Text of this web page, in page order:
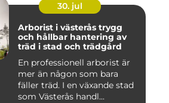
30. jul
Arborist i västerås trygg
och hållbar hantering av
träd i stad och trädgård
En professionell arborist är
mer än någon som bara
fäller träd. I en växande stad
som Västerås handl...